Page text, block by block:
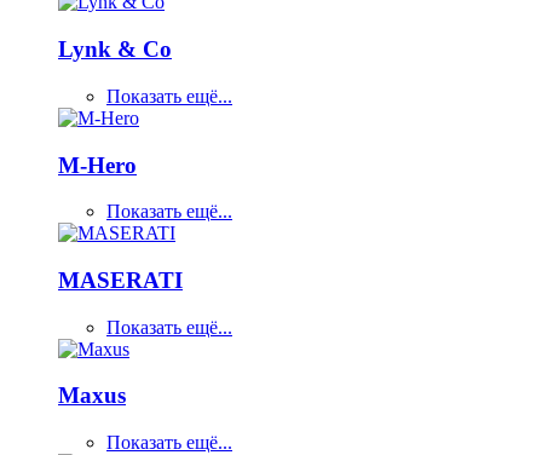
Lynk & Co
Показать ещё...
M-Hero
Показать ещё...
MASERATI
Показать ещё...
Maxus
Показать ещё...